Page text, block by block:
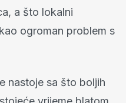
a što lokalni
ogroman problem s
nastoje sa što boljih